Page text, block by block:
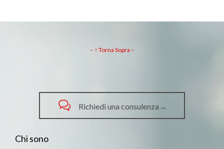
– ↑ Torna Sopra –
 Richiedi una consulenza→
Chi sono